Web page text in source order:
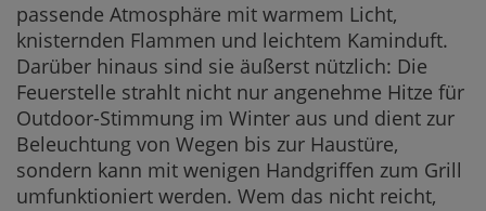
passende Atmosphäre mit warmem Licht,
knisternden Flammen und leichtem Kaminduft.
Darüber hinaus sind sie äußerst nützlich: Die
Feuerstelle strahlt nicht nur angenehme Hitze für
Outdoor-Stimmung im Winter aus und dient zur
Beleuchtung von Wegen bis zur Haustüre,
sondern kann mit wenigen Handgriffen zum Grill
umfunktioniert werden. Wem das nicht reicht,